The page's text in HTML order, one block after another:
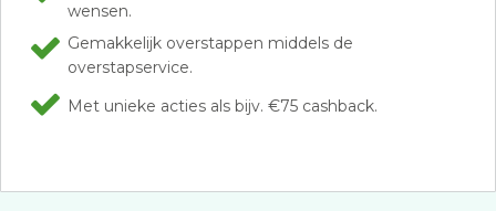
wensen.
Gemakkelijk overstappen middels de
overstapservice.
Met unieke acties als bijv. €75 cashback.